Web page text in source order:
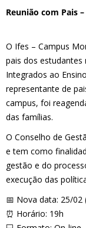
Reunião com Pais
O Ifes – Campus
pais dos estudantes
Integrados ao
representante de
campus, foi
das famílias.
O Conselho de
e tem como
gestão e do
execução das
📅 Nova data: 25/02
⏰ Horário: 19h